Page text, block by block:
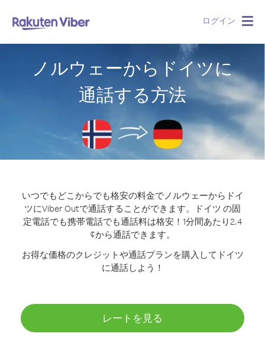
ログイン
ノルウェーからドイツに
通話する方法
いつでもどこからでも格安の料金でノルウェーからドイ
ツにViber Outで通話することができます。
ドイツ の固
定電話でも携帯電話でも通話料は格安！1分間あたり2.4
¢から通話できます。
お得な価格のクレジットや通話プランを購入してドイツ
に通話しよう！
レートを見る